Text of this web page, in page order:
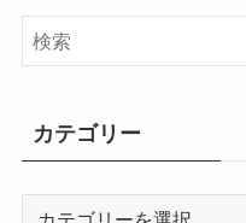
カテゴリー